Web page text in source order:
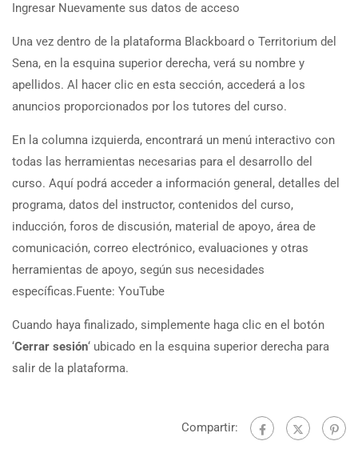
Ingresar Nuevamente sus datos de acceso
Una vez dentro de la plataforma Blackboard o Territorium del
Sena, en la esquina superior derecha, verá su nombre y
apellidos. Al hacer clic en esta sección, accederá a los
anuncios proporcionados por los tutores del curso.
En la columna izquierda, encontrará un menú interactivo con
todas las herramientas necesarias para el desarrollo del
curso. Aquí podrá acceder a información general, detalles del
programa, datos del instructor, contenidos del curso,
inducción, foros de discusión, material de apoyo, área de
comunicación, correo electrónico, evaluaciones y otras
herramientas de apoyo, según sus necesidades
específicas.Fuente: YouTube
Cuando haya finalizado, simplemente haga clic en el botón
‘Cerrar sesión‘ ubicado en la esquina superior derecha para
salir de la plataforma.
Compartir: